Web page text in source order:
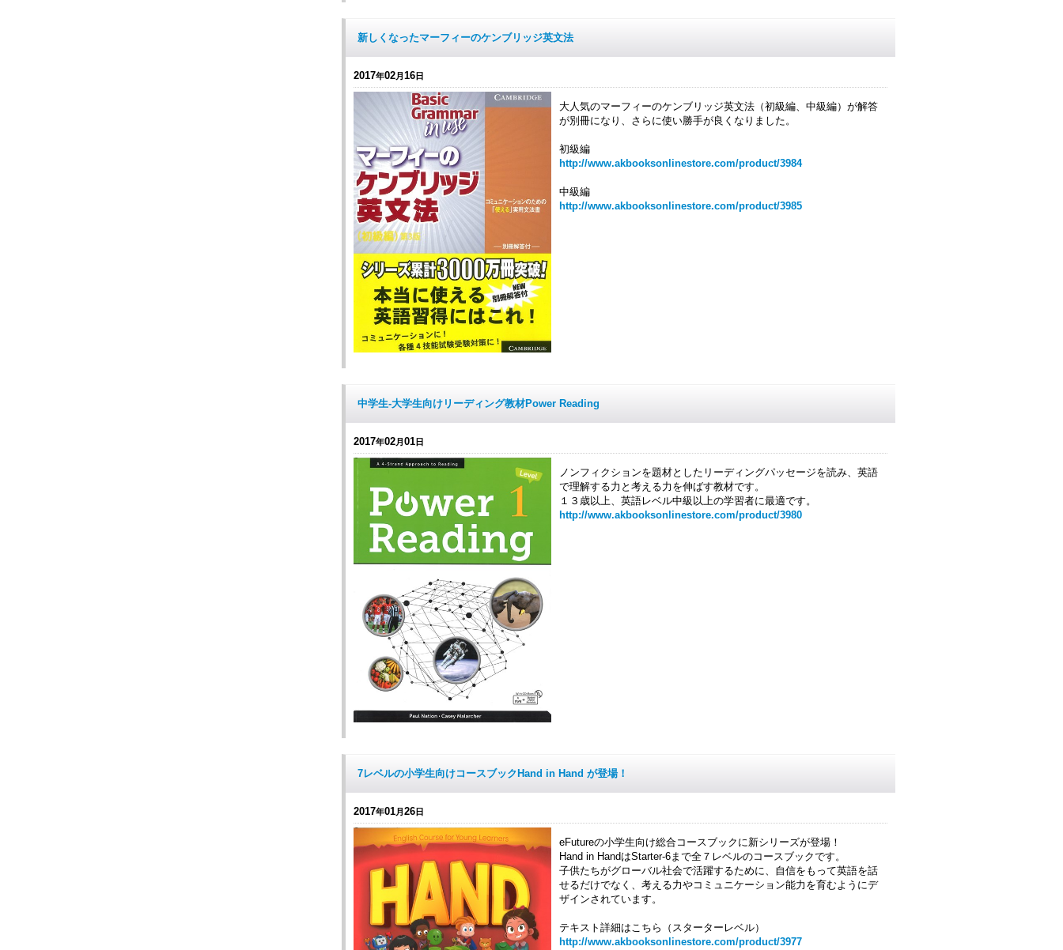
新しくなったマーフィーのケンブリッジ英文法
2017年02月 16 日
大人気のマーフィーのケンブリッジ英文法（初級編、中級編）が解答
が別冊になり、さらに使い勝手が良くなりました。
初級編
http://www.akbooksonlinestore.com/product/3984
中級編
http://www.akbooksonlinestore.com/product/3985
中学生-大学生向けリーディング教材Power Reading
2017年02月01日
ノンフィクションを題材としたリーディングパッセージを読み、英語
で理解する力と考える力を伸ばす教材です。
１３歳以上、英語レベル中級以上の学習者に最適です。
http://www.akbooksonlinestore.com/product/3980
7レベルの小学生向けコースブックHand in Hand が登場！
2017年01月26日
eFutureの小学生向け総合コースブックに新シリーズが登場！
Hand in HandはStarter-6まで全７レベルのコースブックです。
子供たちがグローバル社会で活躍するために、自信をもって英語を話
せるだけでなく、考える力やコミュニケーション能力を育むようにデ
ザインされています。
テキスト詳細はこちら（スターターレベル）
http://www.akbooksonlinestore.com/product/3977